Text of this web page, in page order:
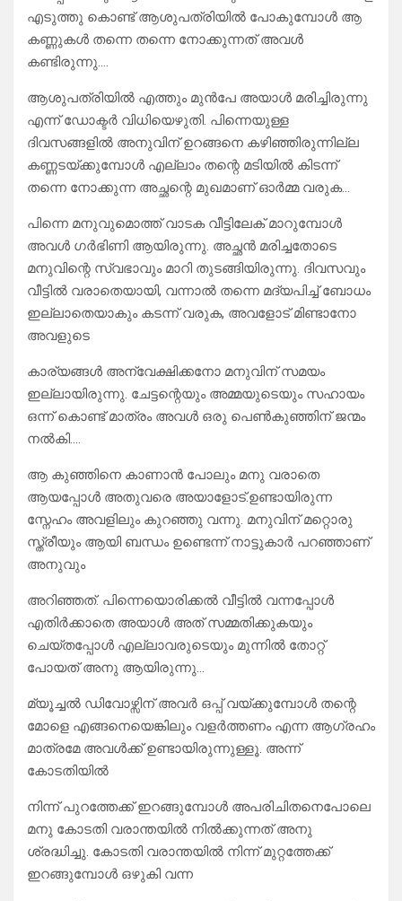
എടുത്തു കൊണ്ട് ആശുപത്രിയിൽ പോകുമ്പോൾ ആ
കണ്ണുകൾ തന്നെ തന്നെ നോക്കുന്നത് അവൾ
കണ്ടിരുന്നു….
ആശുപത്രിയിൽ എത്തും മുൻപേ അയാൾ മരിച്ചിരുന്നു
എന്ന് ഡോക്ടർ വിധിയെഴുതി. പിന്നെയുള്ള
ദിവസങ്ങളിൽ അനുവിന് ഉറങ്ങനെ കഴിഞ്ഞിരുന്നില്ല
കണ്ണടയ്ക്കുമ്പോൾ എല്ലാം തന്റെ മടിയിൽ കിടന്ന്
തന്നെ നോക്കുന്ന അച്ഛന്റെ മുഖമാണ് ഓർമ്മ വരുക…
പിന്നെ മനുവുമൊത്ത് വാടക വീട്ടിലേക് മാറുമ്പോൾ
അവൾ ഗർഭിണി ആയിരുന്നു. അച്ഛൻ മരിച്ചതോടെ
മനുവിന്റെ സ്വഭാവും മാറി തുടങ്ങിയിരുന്നു. ദിവസവും
വീട്ടിൽ വരാതെയായി, വന്നാൽ തന്നെ മദ്യപിച്ച് ബോധം
ഇല്ലാതെയാകും കടന്ന് വരുക, അവളോട് മിണ്ടാനോ
അവളുടെ
കാര്യങ്ങൾ അന്വേക്ഷിക്കനോ മനുവിന് സമയം
ഇല്ലായിരുന്നു. ചേട്ടന്റെയും അമ്മയുടെയും സഹായം
ഒന്ന് കൊണ്ട് മാത്രം അവൾ ഒരു പെൺകുഞ്ഞിന്‌ ജന്മം
നൽകി….
ആ കുഞ്ഞിനെ കാണാൻ പോലും മനു വരാതെ
ആയപ്പോൾ അതുവരെ അയാളോട്.ഉണ്ടായിരുന്ന
സ്നേഹം അവളിലും കുറഞ്ഞു വന്നു. മനുവിന് മറ്റൊരു
സ്ത്രീയും ആയി ബന്ധം ഉണ്ടെന്ന് നാട്ടുകാർ പറഞ്ഞാണ്
അനുവും
അറിഞ്ഞത്. പിന്നെയൊരിക്കൽ വീട്ടിൽ വന്നപ്പോൾ
എതിർക്കാതെ അയാൾ അത് സമ്മതിക്കുകയും
ചെയ്തപ്പോൾ എല്ലാവരുടെയും മുന്നിൽ തോറ്റ്
പോയത് അനു ആയിരുന്നു…
മ്യൂച്ചൽ ഡിവോഴ്സിന് അവർ ഒപ്പ് വയ്ക്കുമ്പോൾ തന്റെ
മോളെ എങ്ങനെയെങ്കിലും വളർത്തണം എന്ന ആഗ്രഹം
മാത്രമേ അവൾക്ക് ഉണ്ടായിരുന്നുള്ളൂ. അന്ന്
കോടതിയിൽ
നിന്ന് പുറത്തേക്ക് ഇറങ്ങുമ്പോൾ അപരിചിതനെപോലെ
മനു കോടതി വരാന്തയിൽ നിൽക്കുന്നത് അനു
ശ്രദ്ധിച്ചു. കോടതി വരാന്തയിൽ നിന്ന് മുറ്റത്തേക്ക്
ഇറങ്ങുമ്പോൾ ഒഴുകി വന്ന